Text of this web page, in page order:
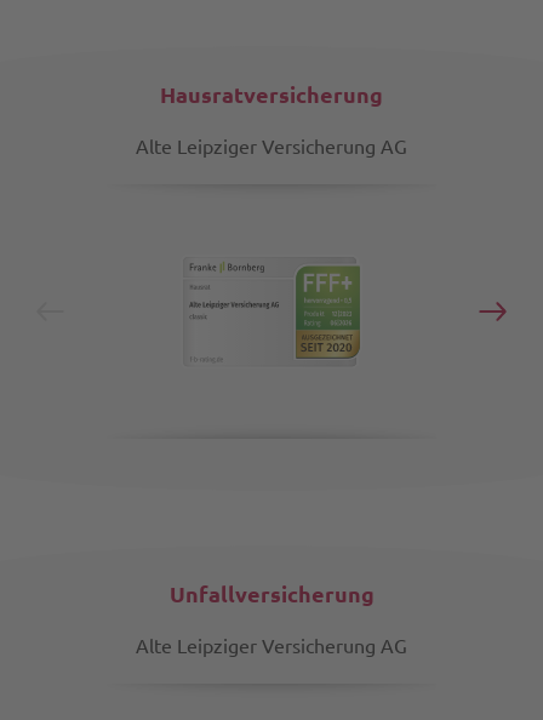
Hausratversicherung
Alte Leipziger Versicherung AG
Unfallversicherung
Alte Leipziger Versicherung AG